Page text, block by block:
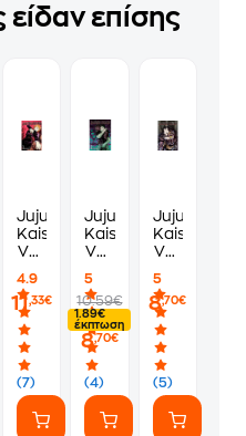
είδαν επίσης
Jujutsu
Kaisen,
Vol.
4.9
(7)
11,33€
Jujutsu
Kaisen,
Vol.
5
(4)
10.59€
1.89€
έκπτωση
8,70€
Jujutsu
Kaisen,
Vol.
5
(5)
8,70€